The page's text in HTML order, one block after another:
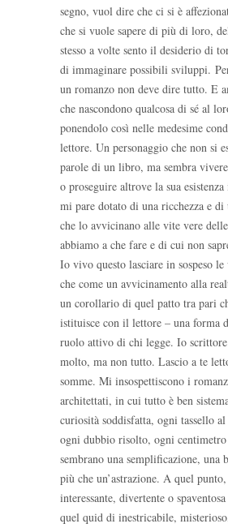
segno, vuol dire che ci si è
che si vuole sapere di più di loro,
stesso a volte sento il desiderio di
di immaginare possibili sviluppi.
un romanzo non deve dire tutto. E
che nascondono qualcosa di sé al
ponendolo così nelle medesime
lettore. Un personaggio che non si
parole di un libro, ma sembra
o proseguire altrove la sua
mi pare dotato di una ricchezza e di
che lo avvicinano alle vite vere
abbiamo a che fare e di cui non
Io vivo questo lasciare in sospeso
che come un avvicinamento alla
un corollario di quel patto tra pari
istituisce con il lettore – una forma
ruolo attivo di chi legge. Io
molto, ma non tutto. Lascio a te
somme. Mi insospettiscono i
architettati, in cui tutto è ben
curiosità soddisfatta, ogni tassello
ogni dubbio risolto, ogni
sembrano una semplificazione, una
più che un’astrazione. A quel
interessante, divertente o
quel quid di inestricabile,